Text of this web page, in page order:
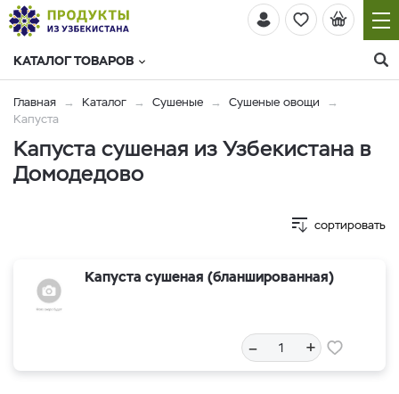
КАТАЛОГ ТОВАРОВ
Главная Каталог Сушеные
Сушеные овощи
Капуста
Капуста сушеная из Узбекистана в
Домодедово
сортировать
Капуста сушеная (бланшированная)
– +